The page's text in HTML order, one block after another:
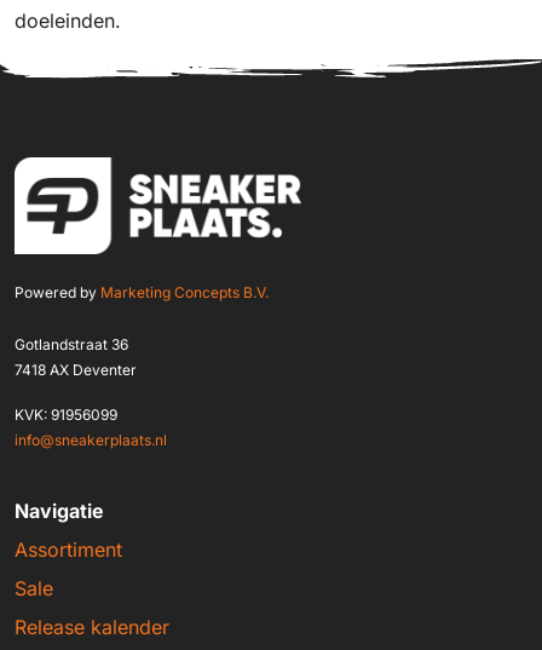
doeleinden.
Powered by Marketing Concepts B.V.
Gotlandstraat 36
7418 AX Deventer
KVK: 91956099
info@sneakerplaats.nl
Navigatie
Assortiment
Sale
Release kalender